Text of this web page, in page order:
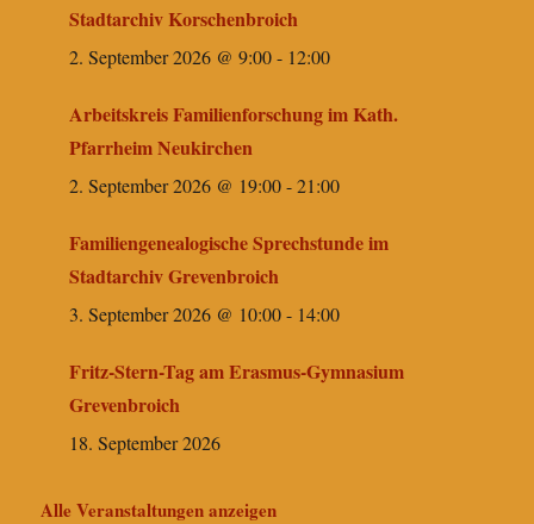
Stadtarchiv Korschenbroich
2. September 2026 @ 9:00- 12:00
Arbeitskreis Familienforschung im Kath.
Pfarrheim Neukirchen
2. September 2026 @ 19:00-21:00
Familiengenealogische Sprechstunde im
Stadtarchiv Grevenbroich
3. September 2026 @ 10:00- 14:00
Fritz-Stern-Tag am Erasmus-Gymnasium
Grevenbroich
18. September 2026
Alle Veranstaltungen anzeigen